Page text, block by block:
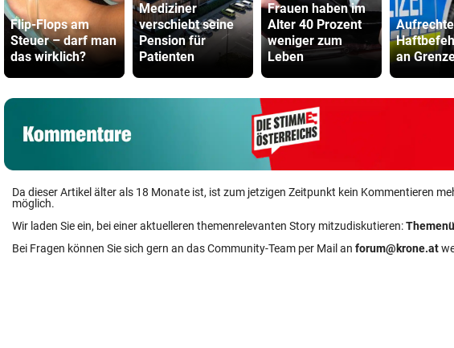
Flip-Flops am
Steuer – darf man
das wirklich?
Mediziner
verschiebt seine
Pension für
Patienten
Frauen haben im
Alter 40 Prozent
weniger zum
Leben
an
Da dieser Artikel älter als 18 Monate ist, ist zum jetzigen Zeitpunkt kein Kommentieren
möglich.
Wir laden Sie ein, bei einer aktuelleren themenrelevanten Story mitzudiskutieren:
Bei Fragen können Sie sich gern an das Community-Team per Mail an forum@krone.at